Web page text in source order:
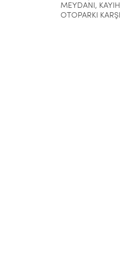
MEYDANI,
OTOPARKI